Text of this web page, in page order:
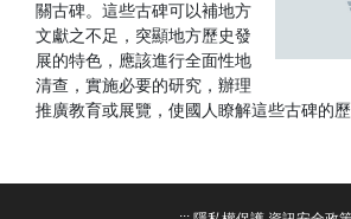
關古碑。這些古碑可以補地方
文獻之不足，突顯地方歷史發
展的特色，應該進行全面性地
清查，實施必要的研究，辦理
推廣教育或展覽，使國人瞭解這些古碑的歷